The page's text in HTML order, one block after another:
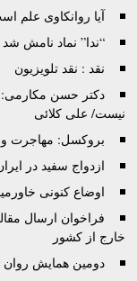
آیا روانکاوی علم
“ندا” نماد نامش شد
نقد : نقد تلويزيون
دکتر حسن مکارمی:
نیست/ علی کلائی
بروکسل: مهاجرت و
ازدواج سفید در
اوضاع کنونی
فراخوان ارسال
خارج از کشور
دومین همایش روان